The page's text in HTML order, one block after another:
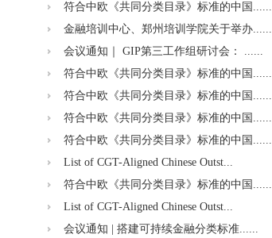
符合中欧《共同分类目录》标准的中国......
金融培训中心、郑州培训学院关于举办......
会议通知｜ GIP第三工作组研讨会： ......
符合中欧《共同分类目录》标准的中国......
符合中欧《共同分类目录》标准的中国......
符合中欧《共同分类目录》标准的中国......
符合中欧《共同分类目录》标准的中国......
List of CGT-Aligned Chinese Outst...
符合中欧《共同分类目录》标准的中国......
List of CGT-Aligned Chinese Outst...
会议通知 | 搭建可持续金融分类标准......